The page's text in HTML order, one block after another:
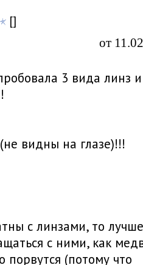
[]
от
3 вида линз
видны на глазе)!!!
с линзами, то
с ними, как
порвутся (потому что